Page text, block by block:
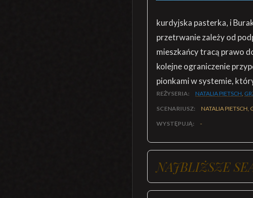
kurdyjska pasterka, i
przetrwanie zależy od
mieszkańcy tracą prawo
kolejne ograniczenie
pionkami w systemie,
REŻYSERIA: NATALIA PIETSCH,
SCENARIUSZ: NATALIA PIETSCH,
WYSTĘPUJĄ: -
NAJBLIŻSZE